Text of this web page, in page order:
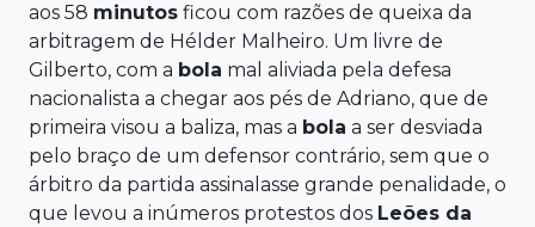
aos 58 minutos ficou com razões de queixa da
arbitragem de Hélder Malheiro. Um livre de
Gilberto, com a bola mal aliviada pela defesa
nacionalista a chegar aos pés de Adriano, que de
primeira visou a baliza, mas a bola a ser desviada
pelo braço de um defensor contrário, sem que o
árbitro da partida assinalasse grande penalidade, o
que levou a inúmeros protestos dos Leões da